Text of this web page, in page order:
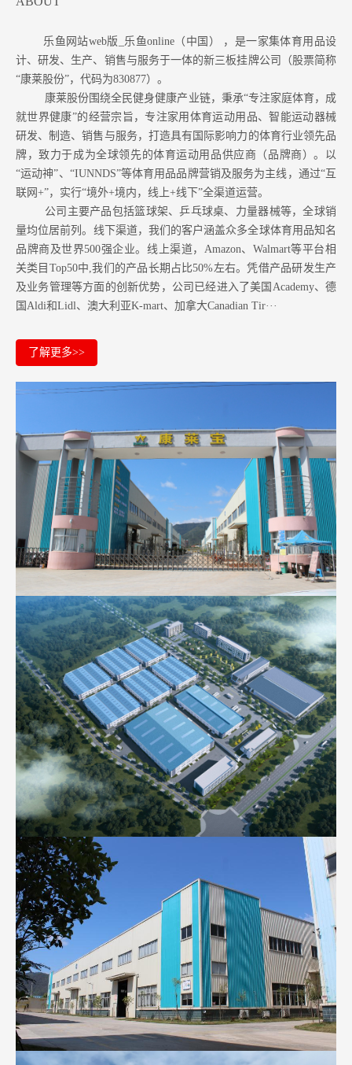
乐鱼网站web版_乐鱼online（中国） ，是一家集体育用品设
计、研发、生产、销售与服务于一体的新三板挂牌公司（股票简称
“康莱股份”，代码为830877）。
康莱股份围绕全民健身健康产业链，秉承“专注家庭体育，成
就世界健康”的经营宗旨，专注家用体育运动用品、智能运动器械
研发、制造、销售与服务，打造具有国际影响力的体育行业领先品
牌，致力于成为全球领先的体育运动用品供应商（品牌商）。以
“运动神”、“IUNNDS”等体育用品品牌营销及服务为主线，通过“互
联网+”，实行“境外+境内，线上+线下”全渠道运营。
公司主要产品包括篮球架、乒乓球桌、力量器械等，全球销
量均位居前列。 线下渠道，我们的客户涵盖众多全球体育用品知名
品牌商及世界500强企业。 线上渠道，Amazon、Walmart等平台相
关类目Top50中,我们的产品长期占比50%左右。凭借产品研发生产
及业务管理等方面的创新优势，公司已经进入了美国Academy、德
国Aldi和Lidl、澳大利亚K-mart、加拿大Canadian Tir···
了解更多>>